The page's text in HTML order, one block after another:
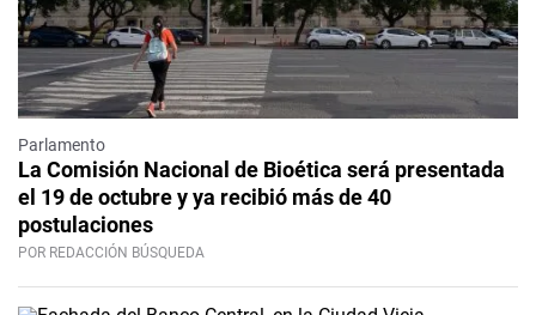
Parlamento
La Comisión Nacional de Bioética será presentada
el 19 de octubre y ya recibió más de 40
postulaciones
POR REDACCIÓN BÚSQUEDA